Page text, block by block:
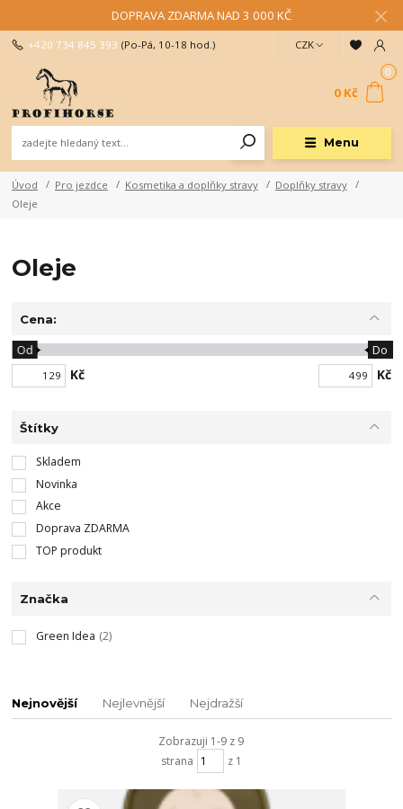
DOPRAVA ZDARMA NAD 3 000 KČ
Menu
CZK
+420 734 845 393 (Po-Pá, 10-18 hod.)
0
0 Kč
Úvod Pro jezdce Kosmetika a doplňky stravy
Doplňky stravy
Oleje
Oleje
Cena:
Kč
Od Do
Kč
Štítky
Skladem
Novinka
Akce
Doprava ZDARMA
TOP produkt
Značka
Green Idea (2)
Nejnovější Nejlevnější Nejdražší
Zobrazuji 1-9 z 9
strana
z 1